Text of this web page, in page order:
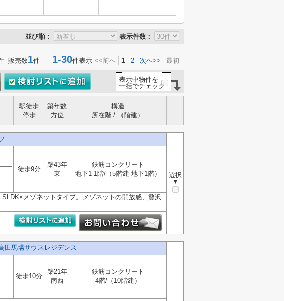
- - -
並び順： 表示件数：
販売数1件 1-30件表示 <<前へ 1 2 次へ>> 最初
表示中物件を
一括でチェック
駅徒歩
停歩
築年数
方位
構造
所在階 / （階建）
選択
▼
徒歩9分
築43年
東
鉄筋コンクリート
地下1-1階/（5階建 地下1階）
メゾネットタイプ。メゾネットの開放感、贅沢
田馬場サウスレジデンス
徒歩10分
築21年
南西
鉄筋コンクリート
4階/（10階建）